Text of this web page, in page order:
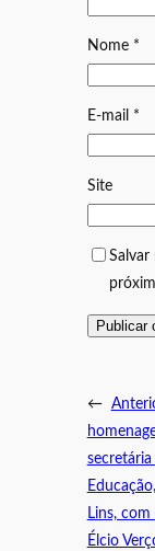
Nome *
E-mail *
Site
Salvar
←
secretária
Lins,
Élcio